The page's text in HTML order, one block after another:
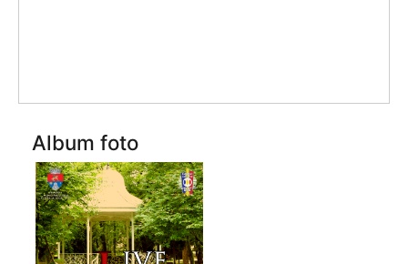
Album foto